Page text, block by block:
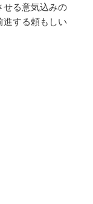
せる意気込みの
進する頼もしい